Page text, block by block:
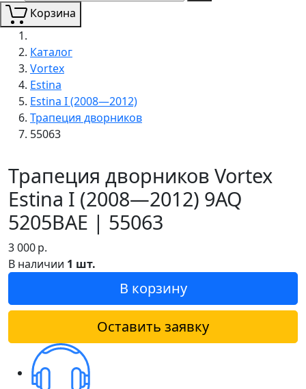
Корзина
Каталог
Vortex
Estina
Estina I (2008—2012)
Трапеция дворников
55063
Трапеция дворников Vortex
Estina I (2008—2012) 9AQ
5205BAE | 55063
3 000р.
В наличии 1 шт.
В корзину
Оставить заявку